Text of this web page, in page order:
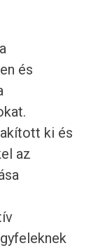
és
ki és
az